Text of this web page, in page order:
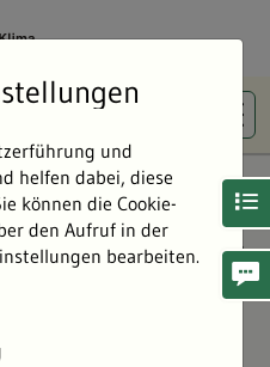
2024 Radioaktivität
01.11.2024
und
helfen dabei, diese
können die Cookie-
den Aufruf in der
bearbeiten.